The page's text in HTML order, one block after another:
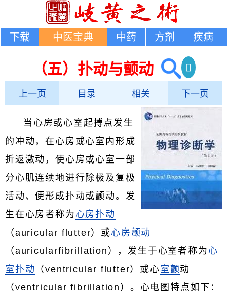
下载 中医宝典 中药 方剂 疾病
（五）扑动与颤动
上一页 目录 相关 下一页
当心房或心室起搏点发生
的冲动，在心房或心室内形成
折返激动，使心房或心室一部
分心肌连续地进行除极及复极
活动、便形成扑动或颤动。发
生在心房者称为 心房扑动
（auricular flutter）或心房颤动
（auricularfibrillation），发生于心室者称为 心
室扑动
（ventricular flutter）或心室颤动
（ventricular fibrillation）。心电图特点如下：